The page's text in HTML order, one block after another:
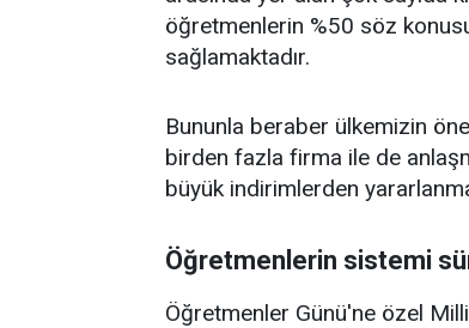
öğretmenlerin %50 söz
sağlamaktadır.
Bununla beraber ülkemizin
birden fazla firma ile de
büyük indirimlerden
Öğretmenlerin sistemi
Öğretmenler Günü'ne özel Milli